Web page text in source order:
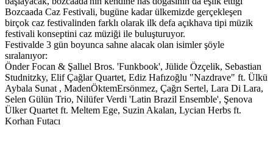
Bozcaada Caz Festivali, bugüne kadar ülkemizde gerçekleşen
birçok caz festivalinden farklı olarak ilk defa açıkhava tipi müzik
festivali konseptini caz müziği ile buluşturuyor.
Festivalde 3 gün boyunca sahne alacak olan isimler şöyle
sıralanıyor:
Önder Focan & Şallıel Bros. 'Funkbook', Jülide Özçelik, Sebastian
Studnitzky, Elif Çağlar Quartet, Ediz Hafızoğlu "Nazdrave" ft. Ülkü
Aybala Sunat , MadenÖktemErsönmez, Çağrı Sertel, Lara Di Lara,
Selen Gülün Trio, Nilüfer Verdi 'Latin Brazil Ensemble', Şenova
Ülker Quartet ft. Meltem Ege, Suzin Akalan, Lycian Herbs ft.
Korhan Futacı